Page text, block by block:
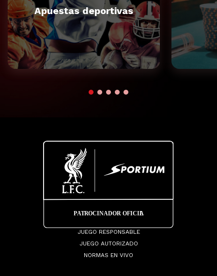
Apuestas deportivas
JUEGO RESPONSABLE
JUEGO AUTORIZADO
NORMAS EN VIVO